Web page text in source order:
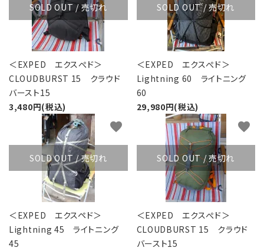
SOLD OUT / 売切れ
＜EXPED エクスぺド＞
CLOUDBURST 15 クラウド
バースト15
3,480円(税込)
SOLD OUT / 売切れ
＜EXPED エクスぺド＞
Lightning 60 ライトニング
60
29,980円(税込)
SOLD OUT / 売切れ
＜EXPED エクスペド＞
Lightning 45 ライトニング
45
favorite
SOLD OUT / 売切れ
＜EXPED エクスぺド＞
CLOUDBURST 15 クラウド
バースト15
favorite